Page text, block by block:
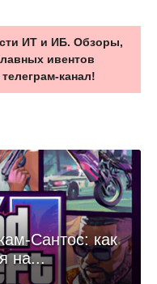
ИТ и ИБ. Обзоры,
ивентов
канал!
Сантос: как
на...